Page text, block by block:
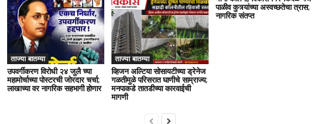
ताज्या बातम्या
उपवर्गीकरण विरोधी २४ जुलै च्या
महामोर्चाच्या पोस्टरची जोरदार चर्चा;
लाखाच्या वर नागरिक सहभागी होणार
ताज्या बातम्या
व्हिजन अल्टिया सोसायटीच्या ड्रेनेज
गळतीमुळे परिसरात घाणीचे साम्राज्य;
मनपाकडे तातडीच्या कारवाईची
मागणी
पाळीव कुत्र्यांच्या अस्वच्छतेचा त्रास;
नागरिक संतप्त